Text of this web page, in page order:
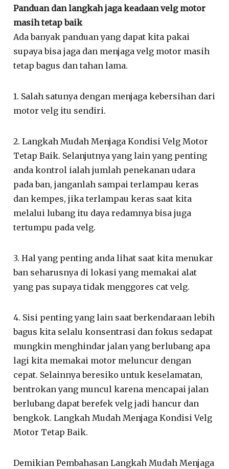
Panduan dan langkah jaga keadaan velg motor
masih tetap baik
Ada banyak panduan yang dapat kita pakai
supaya bisa jaga dan menjaga velg motor masih
tetap bagus dan tahan lama.
1. Salah satunya dengan menjaga kebersihan dari
motor velg itu sendiri.
2. Langkah Mudah Menjaga Kondisi Velg Motor
Tetap Baik. Selanjutnya yang lain yang penting
anda kontrol ialah jumlah penekanan udara
pada ban, janganlah sampai terlampau keras
dan kempes, jika terlampau keras saat kita
melalui lubang itu daya redamnya bisa juga
tertumpu pada velg.
3. Hal yang penting anda lihat saat kita menukar
ban seharusnya di lokasi yang memakai alat
yang pas supaya tidak menggores cat velg.
4. Sisi penting yang lain saat berkendaraan lebih
bagus kita selalu konsentrasi dan fokus sedapat
mungkin menghindar jalan yang berlubang apa
lagi kita memakai motor meluncur dengan
cepat. Selainnya beresiko untuk keselamatan,
bentrokan yang muncul karena mencapai jalan
berlubang dapat berefek velg jadi hancur dan
bengkok. Langkah Mudah Menjaga Kondisi Velg
Motor Tetap Baik.
Demikian Pembahasan Langkah Mudah Menjaga